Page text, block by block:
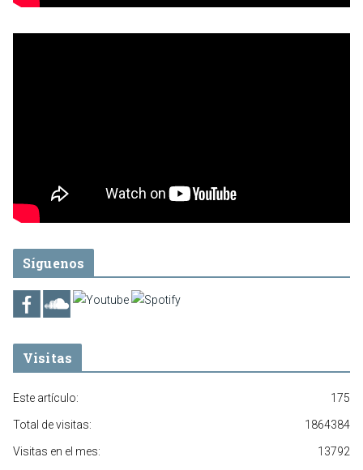
Síguenos
Visitas
175
Este artículo:
1864384
Total de visitas:
13792
Visitas en el mes: